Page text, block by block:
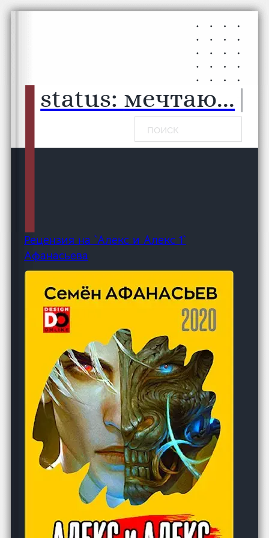
Перейти к основному содержанию
Перейти к нижнему колонтитулу
status: мечтаю... |
Поиск
Рецензия на `Алекс и Алекс 1`
Афанасьева